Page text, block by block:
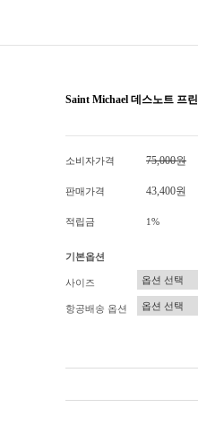
Saint Michael 데스노트 프
소비자가격 75,000원
판매가격 43,400원
적립금 1%
기본옵션
사이즈
항공배송 옵션